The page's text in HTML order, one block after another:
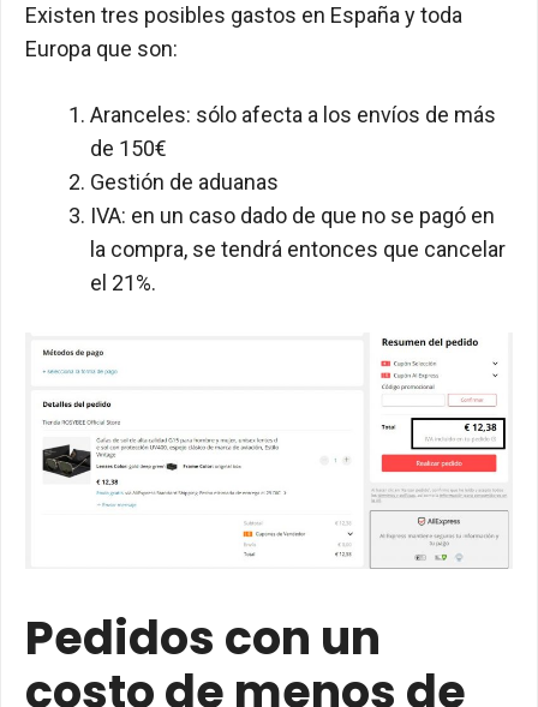
Existen tres posibles gastos en España y toda
Europa que son:
Aranceles: sólo afecta a los envíos de más
de 150€
Gestión de aduanas
IVA: en un caso dado de que no se pagó en
la compra, se tendrá entonces que cancelar
el 21%.
Pedidos con un
costo de menos de